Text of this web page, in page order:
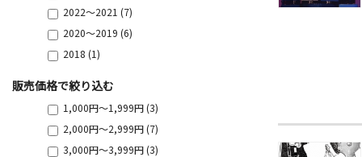
2022～2021 (7)
2020～2019 (6)
2018 (1)
販売価格で絞り込む
1,000円～1,999円 (3)
2,000円～2,999円 (7)
3,000円～3,999円 (3)